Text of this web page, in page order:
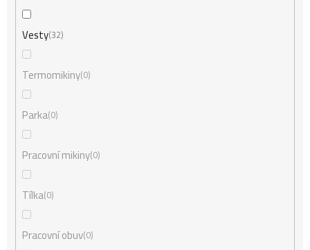
Vesty32
Termomikiny 0
Parka 0
Pracovní mikiny 0
Tílka 0
Pracovní obuv 0